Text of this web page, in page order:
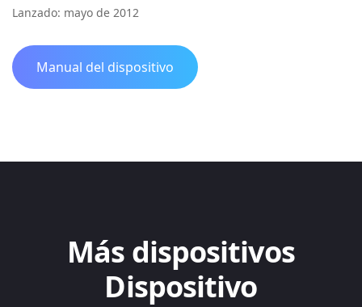
Lanzado: mayo de 2012
Manual del dispositivo
Más dispositivos
Dispositivo